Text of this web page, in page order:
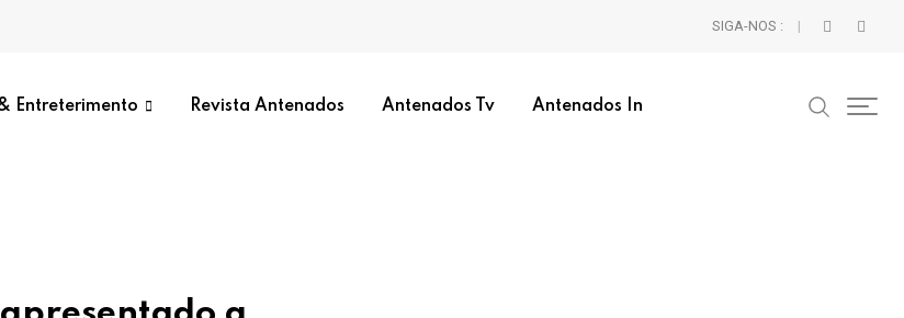
SIGA-NOS :
Entreterimento Revista Antenados Antenados Tv Antenados In